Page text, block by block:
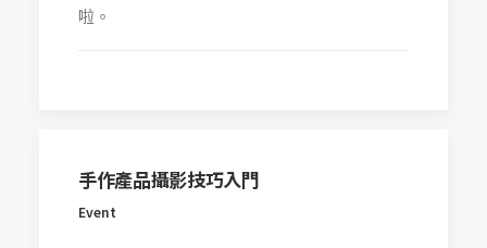
啦。
手作產品攝影技巧入門
Event